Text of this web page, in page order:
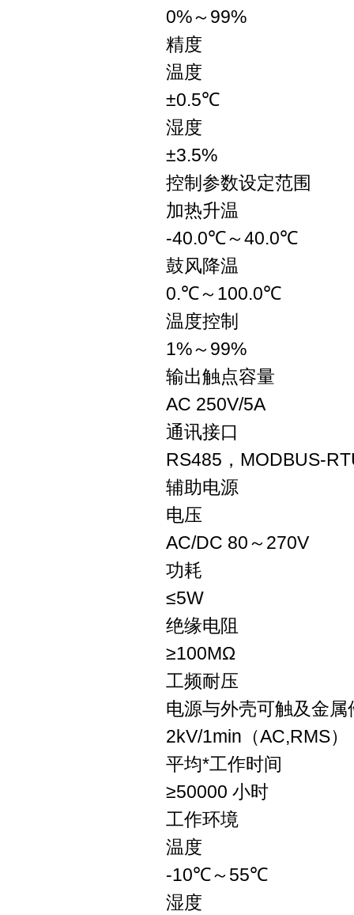
0%～99%
精度
温度
±0.5℃
湿度
±3.5%
控制参数设定范围
加热升温
-40.0℃～40.0℃
鼓风降温
0.℃～100.0℃
温度控制
1%～99%
输出触点容量
AC 250V/5A
通讯接口
RS485，MODBUS-
辅助电源
电压
AC/DC 80～270V
功耗
≤5W
绝缘电阻
≥100MΩ
工频耐压
电源与外壳可触及金
2kV/1min（AC,RMS）
平均*工作时间
≥50000 小时
工作环境
温度
-10℃～55℃
湿度